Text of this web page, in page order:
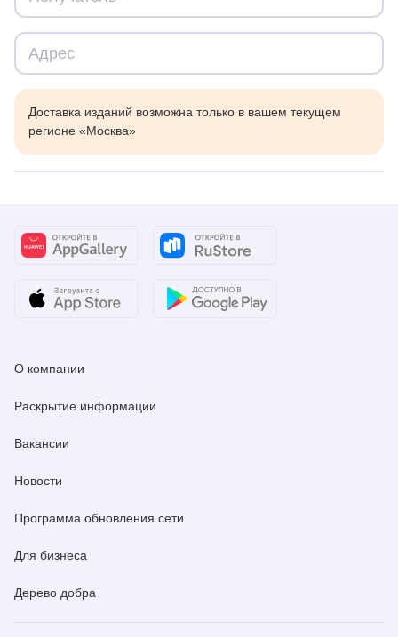
Доставка изданий возможна только в вашем текущем
регионе «Москва»
О компании
Раскрытие информации
Вакансии
Новости
Программа обновления сети
Для бизнеса
Дерево добра